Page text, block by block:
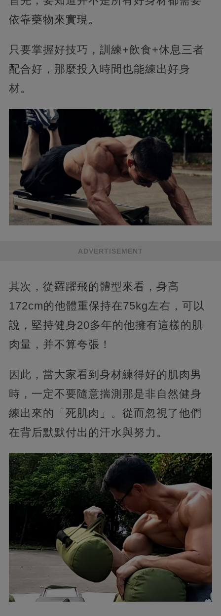
依靠藥物來實現。
只要掌握好技巧，訓練+飲食+休息三者
配合好，那麼投入時間也能練出好身
材。
ADVERTISEMENT
其次，從羅躍飛的體型來看，身高
172cm的他體重保持在75kg左右，可以
說，堅持健身20多年的他擁有這樣的肌
肉量，并不算夸張！
因此，當大家看到身材練得好的肌肉男
時，一定不要隨意揣測那是非自然健身
練出來的「死肌肉」。從而忽視了他們
在背后默默付出的汗水與努力。